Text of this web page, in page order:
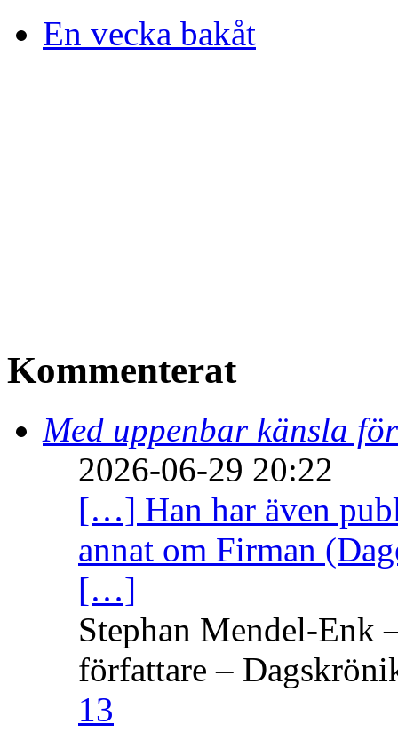
En vecka bakåt
Kommenterat
Med uppenbar känsla
2026-06-29 20:22
[…] Han har även
annat om Firman
[…]
Stephan Mendel-Enk
författare –
13